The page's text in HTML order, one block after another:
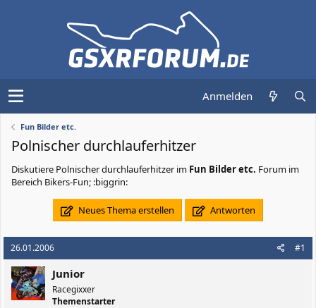
Anmelden
Fun Bilder etc.
Polnischer durchlauferhitzer
Diskutiere Polnischer durchlauferhitzer im Fun Bilder etc. Forum im
Bereich Bikers-Fun; :biggrin:
Neues Thema erstellen Antworten
26.01.2006 #1
Junior
Racegixxer
Themenstarter